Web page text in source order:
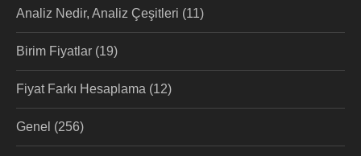
Analiz Nedir, Analiz Çeşitleri (11)
Birim Fiyatlar (19)
Fiyat Farkı Hesaplama (12)
Genel (256)